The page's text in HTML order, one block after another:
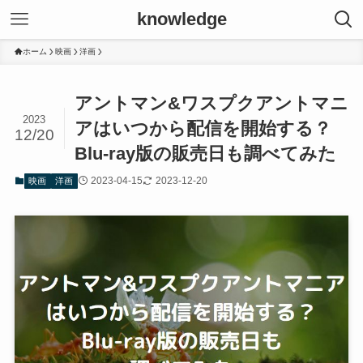
knowledge
ホーム 映画 洋画
アントマン&ワスプクアントマニ
アはいつから配信を開始する？
Blu-ray版の販売日も調べてみた
2023
12/20
映画 洋画 2023-04-15 2023-12-20